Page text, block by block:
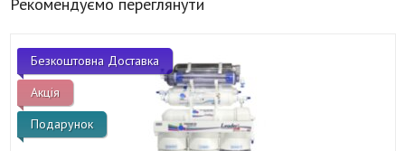
Безкоштовна Доставка
Акція
Подарунок